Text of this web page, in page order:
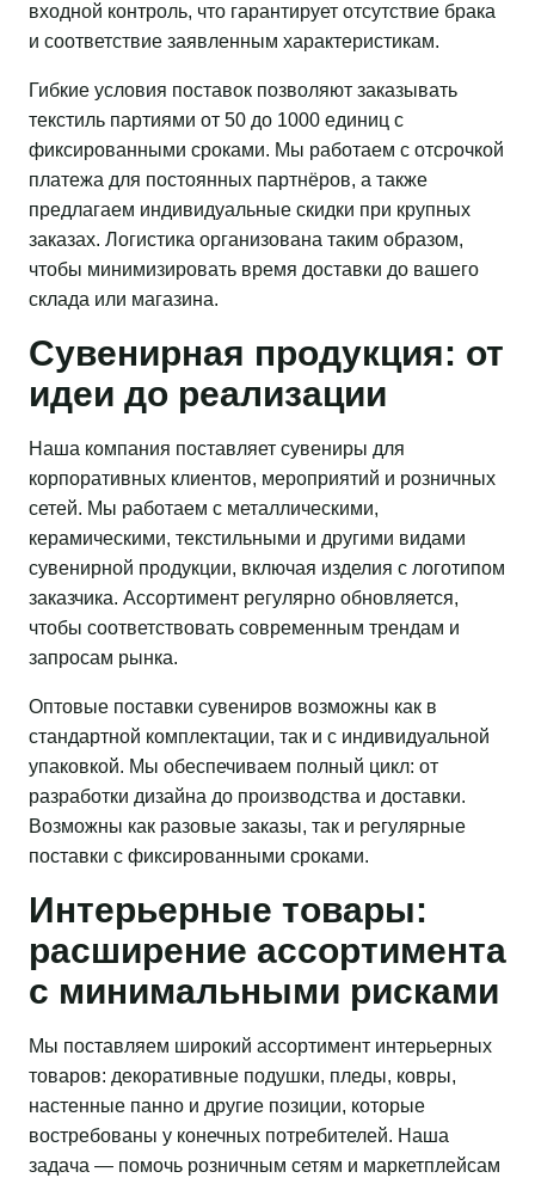
входной контроль, что гарантирует отсутствие брака
и соответствие заявленным характеристикам.
Гибкие условия поставок позволяют заказывать
текстиль партиями от 50 до 1000 единиц с
фиксированными сроками. Мы работаем с отсрочкой
платежа для постоянных партнёров, а также
предлагаем индивидуальные скидки при крупных
заказах. Логистика организована таким образом,
чтобы минимизировать время доставки до вашего
склада или магазина.
Сувенирная продукция: от
идеи до реализации
Наша компания поставляет сувениры для
корпоративных клиентов, мероприятий и розничных
сетей. Мы работаем с металлическими,
керамическими, текстильными и другими видами
сувенирной продукции, включая изделия с логотипом
заказчика. Ассортимент регулярно обновляется,
чтобы соответствовать современным трендам и
запросам рынка.
Оптовые поставки сувениров возможны как в
стандартной комплектации, так и с индивидуальной
упаковкой. Мы обеспечиваем полный цикл: от
разработки дизайна до производства и доставки.
Возможны как разовые заказы, так и регулярные
поставки с фиксированными сроками.
Интерьерные товары:
расширение ассортимента
с минимальными рисками
Мы поставляем широкий ассортимент интерьерных
товаров: декоративные подушки, пледы, ковры,
настенные панно и другие позиции, которые
востребованы у конечных потребителей. Наша
задача — помочь розничным сетям и маркетплейсам